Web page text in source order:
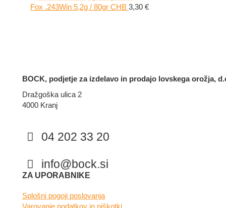
Fox .243Win 5,2g / 80gr CHB 3,30 €
BOCK, podjetje za izdelavo in prodajo lovskega orožja,
Dražgoška ulica 2
4000 Kranj
04 202 33 20
info@bock.si
Facebook
Instagram
ZA UPORABNIKE
Splošni pogoji poslovanja
Varovanje podatkov in piškotki